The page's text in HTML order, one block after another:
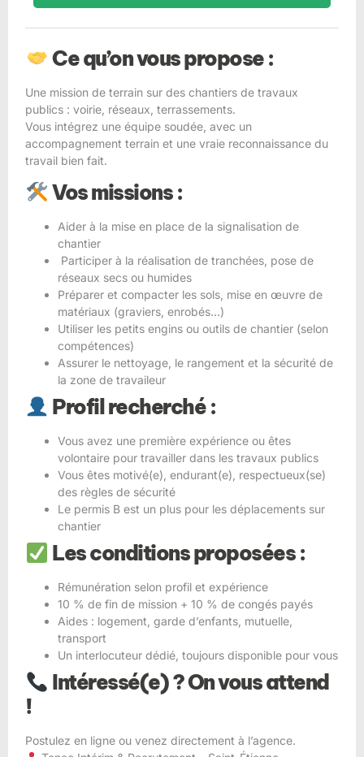
Ce qu’on vous propose :
Une mission de terrain sur des chantiers de travaux
publics : voirie, réseaux, terrassements.
Vous intégrez une équipe soudée, avec un
accompagnement terrain et une vraie reconnaissance du
travail bien fait.
Vos missions :
Aider à la mise en place de la signalisation de
chantier
Participer à la réalisation de tranchées, pose de
réseaux secs ou humides
Préparer et compacter les sols, mise en œuvre de
matériaux (graviers, enrobés…)
Utiliser les petits engins ou outils de chantier (selon
compétences)
Assurer le nettoyage, le rangement et la sécurité de
la zone de travaileur
Profil recherché :
Vous avez une première expérience ou êtes
volontaire pour travailler dans les travaux publics
Vous êtes motivé(e), endurant(e), respectueux(se)
des règles de sécurité
Le permis B est un plus pour les déplacements sur
chantier
Les conditions proposées :
Rémunération selon profil et expérience
10 % de fin de mission + 10 % de congés payés
Aides : logement, garde d’enfants, mutuelle,
transport
Un interlocuteur dédié, toujours disponible pour vous
Intéressé(e) ? On vous attend
!
Postulez en ligne ou venez directement à l’agence.